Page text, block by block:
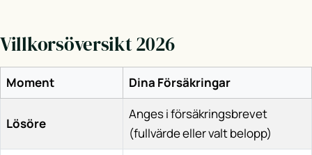
Villkorsöversikt 2026
Moment Dina Försäkringar
Lösöre
Anges i försäkringsbrevet
(fullvärde eller valt belopp)